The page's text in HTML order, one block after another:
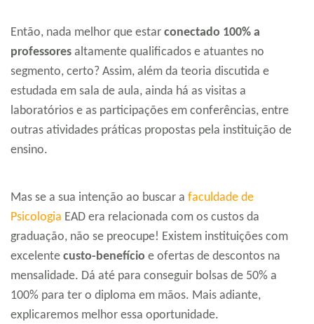
Então, nada melhor que estar conectado 100% a
professores altamente qualificados e atuantes no
segmento, certo? Assim, além da teoria discutida e
estudada em sala de aula, ainda há as visitas a
laboratórios e as participações em conferências, entre
outras atividades práticas propostas pela instituição de
ensino.
Mas se a sua intenção ao buscar a faculdade de
Psicologia EAD era relacionada com os custos da
graduação, não se preocupe! Existem instituições com
excelente custo-benefício e ofertas de descontos na
mensalidade. Dá até para conseguir bolsas de 50% a
100% para ter o diploma em mãos. Mais adiante,
explicaremos melhor essa oportunidade.